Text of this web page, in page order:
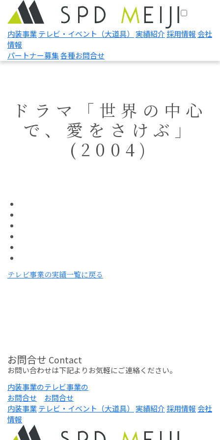
内装事業テレビ・イベント （大道具） 実績紹介 採用情報 会社
情報
パートナー募集各種お問合せ
ドラマ「世界の中心
で、愛をさけぶ」
(2004)
テレビ事業の実績一覧に戻る
お問合せ Contact
お問い合わせは下記よりお気軽にご連絡ください。
内装事業の
お問合せ
テレビ事業の
お問合せ
内装事業テレビ・イベント（大道具） 実績紹介 採用情報 会社
情報